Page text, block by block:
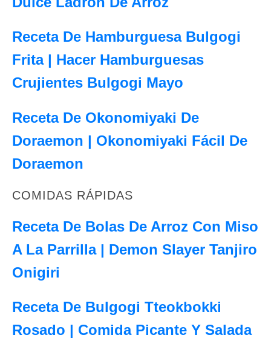
Receta De Hamburguesa Bulgogi
Frita | Hacer Hamburguesas
Crujientes Bulgogi Mayo
Receta De Okonomiyaki De
Doraemon | Okonomiyaki Fácil De
Doraemon
COMIDAS RÁPIDAS
Receta De Bolas De Arroz Con Miso
A La Parrilla | Demon Slayer Tanjiro
Onigiri
Receta De Bulgogi Tteokbokki
Rosado | Comida Picante Y Salada